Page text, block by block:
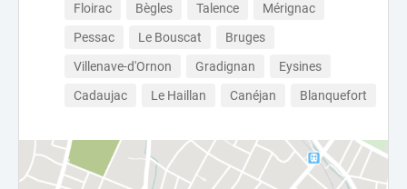
Floirac
Bègles Talence
Mérignac
Pessac
Le Bouscat
Bruges
Villenave-d'Ornon
Gradignan
Eysines
Cadaujac
Le Haillan Canéjan Blanquefort